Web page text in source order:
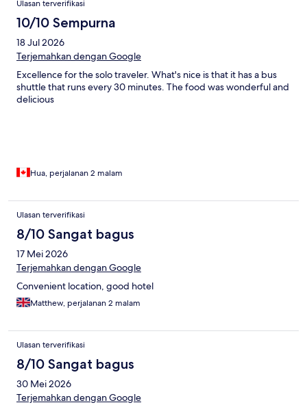
Ulasan terverifikasi
10/10 Sempurna
18 Jul 2026
Terjemahkan dengan Google
Excellence for the solo traveler. What's nice is that it has a bus
shuttle that runs every 30 minutes. The food was wonderful and
delicious
Hua, perjalanan 2 malam
Ulasan terverifikasi
8/10 Sangat bagus
17 Mei 2026
Terjemahkan dengan Google
Convenient location, good hotel
Matthew, perjalanan 2 malam
Ulasan terverifikasi
8/10 Sangat bagus
30 Mei 2026
Terjemahkan dengan Google